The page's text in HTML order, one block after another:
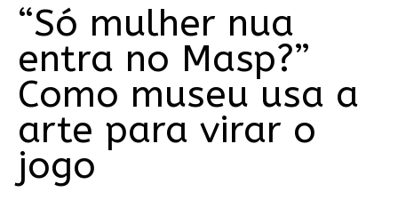
“Só mulher nua
entra no Masp?”
Como museu usa a
arte para virar o
jogo